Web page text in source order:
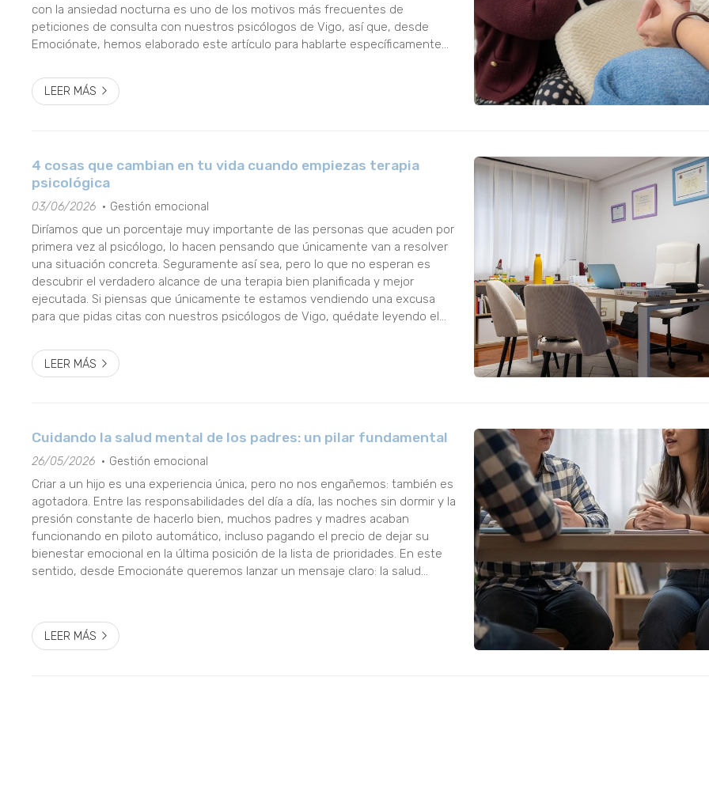
con la ansiedad nocturna es uno de los motivos más frecuentes de
peticiones de consulta con nuestros psicólogos de Vigo, así que, desde
Emociónate, hemos elaborado este artículo para hablarte específicamente
LEER MÁS
4 cosas que cambian en tu vida cuando empiezas terapia
psicológica
03/06/2026 Gestión emocional
Diríamos que un porcentaje muy importante de las personas que acuden por
primera vez al psicólogo, lo hacen pensando que únicamente van a resolver
una situación concreta. Seguramente así sea, pero lo que no esperan es
descubrir el verdadero alcance de una terapia bien planificada y mejor
ejecutada. Si piensas que únicamente te estamos vendiendo una excusa
para que pidas citas con nuestros psicólogos de Vigo, quédate leyendo el
LEER MÁS
Cuidando la salud mental de los padres: un pilar fundamental
26/05/2026 Gestión emocional
Criar a un hijo es una experiencia única, pero no nos engañemos: también es
agotadora. Entre las responsabilidades del día a día, las noches sin dormir y la
presión constante de hacerlo bien, muchos padres y madres acaban
funcionando en piloto automático, incluso pagando el precio de dejar su
bienestar emocional en la última posición de la lista de prioridades. En este
sentido, desde Emocionáte queremos lanzar un mensaje claro: la salud
LEER MÁS